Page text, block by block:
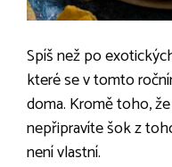
Spíš než po
které se v tomto
doma. Kromě toho,
nepřipravíte šok z
není vlastní.